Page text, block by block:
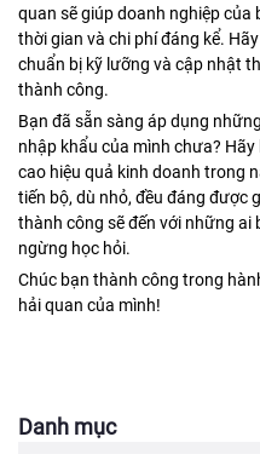
quan sẽ giúp doanh nghiệp
thời gian và chi phí đáng kể.
chuẩn bị kỹ lưỡng và cập nhật
thành công.
Bạn đã sẵn sàng áp dụng
nhập khẩu của mình chưa?
cao hiệu quả kinh doanh trong
tiến bộ, dù nhỏ, đều đáng được
thành công sẽ đến với những ai
ngừng học hỏi.
Chúc bạn thành công trong
hải quan của mình!
Danh mục